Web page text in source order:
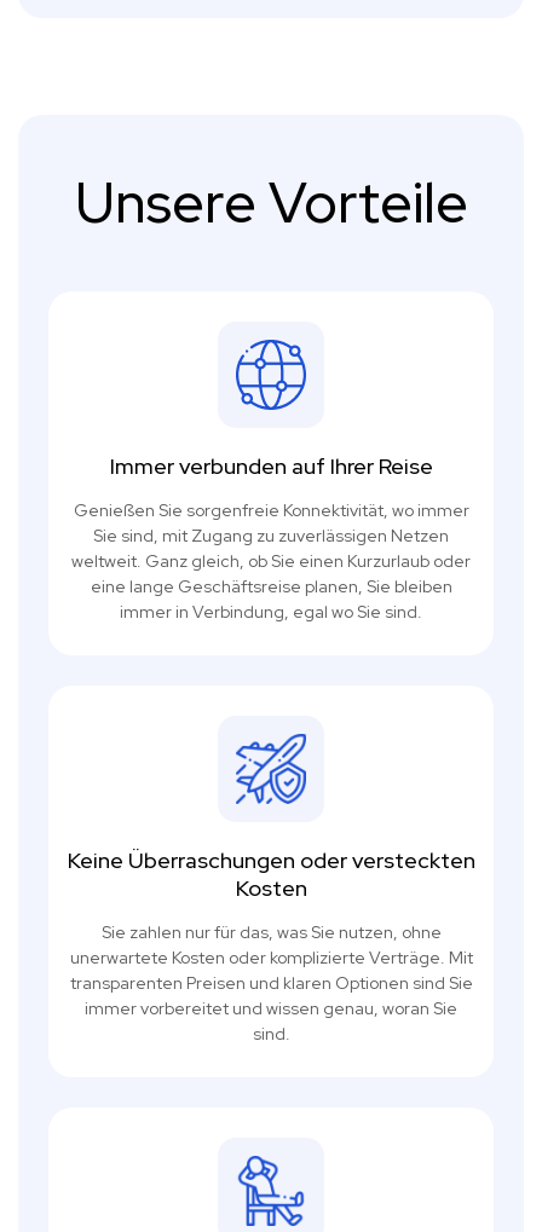
Unsere Vorteile
Immer verbunden auf Ihrer Reise
Genießen Sie sorgenfreie Konnektivität, wo immer
Sie sind, mit Zugang zu zuverlässigen Netzen
weltweit. Ganz gleich, ob Sie einen Kurzurlaub oder
eine lange Geschäftsreise planen, Sie bleiben
immer in Verbindung, egal wo Sie sind.
Keine Überraschungen oder versteckten
Kosten
Sie zahlen nur für das, was Sie nutzen, ohne
unerwartete Kosten oder komplizierte Verträge. Mit
transparenten Preisen und klaren Optionen sind Sie
immer vorbereitet und wissen genau, woran Sie
sind.